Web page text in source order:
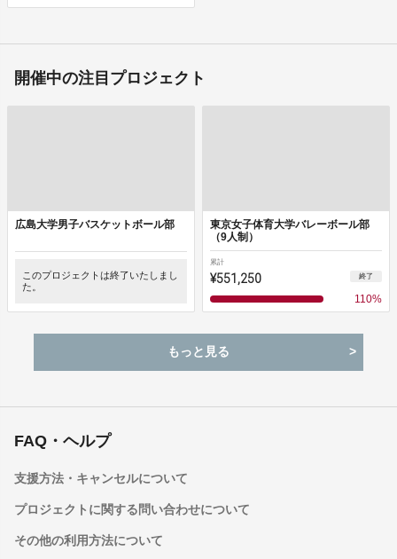
開催中の注目プロジェクト
広島大学男子バスケットボール部
このプロジェクトは終了いたしまし
た。
東京女子体育大学バレーボール部
（9人制）
累計
¥551,250 終了
110%
もっと見る
FAQ・ヘルプ
支援方法・キャンセルについて
プロジェクトに関する問い合わせについて
その他の利用方法について